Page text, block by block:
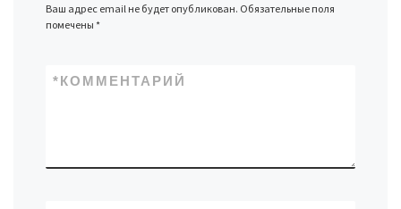
Ваш адрес email не будет опубликован. Обязательные поля
помечены*
КОММЕНТАРИЙ
*